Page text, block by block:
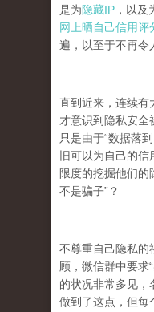
是为隐藏IP ，以
网上晒自己信用评
遍，以至于不再令
直到近来，连续有
才意识到隐私安全
只是由于“数据落
旧可以为自己的
限度的挖掘他们的
不是骗子”？
不尊重自己隐私的
顾，微信群中要求
的状况非常多见，
做到了这点，但每